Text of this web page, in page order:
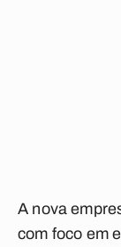
A nova
com foco em